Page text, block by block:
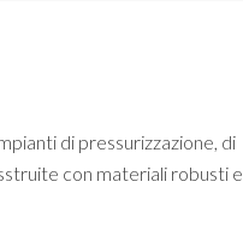
di pressurizzazione, di
con materiali robusti e